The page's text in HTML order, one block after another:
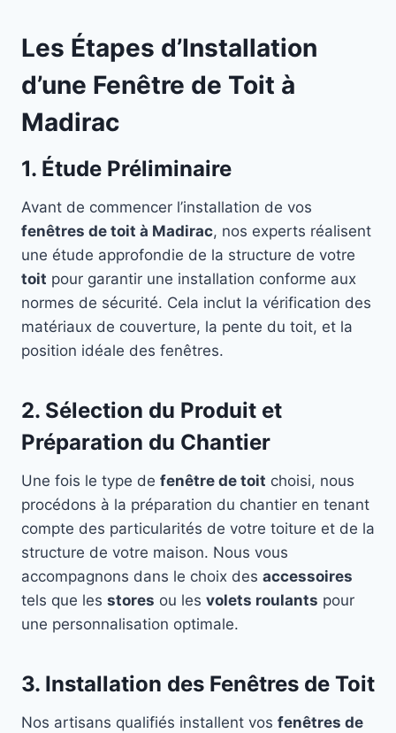
Les Étapes d’Installation
d’une Fenêtre de Toit à
Madirac
1. Étude Préliminaire
Avant de commencer l’installation de vos
fenêtres de toit à Madirac, nos experts réalisent
une étude approfondie de la structure de votre
toit pour garantir une installation conforme aux
normes de sécurité. Cela inclut la vérification des
matériaux de couverture, la pente du toit, et la
position idéale des fenêtres.
2. Sélection du Produit et
Préparation du Chantier
Une fois le type de fenêtre de toit choisi, nous
procédons à la préparation du chantier en tenant
compte des particularités de votre toiture et de la
structure de votre maison. Nous vous
accompagnons dans le choix des accessoires
tels que les stores ou les volets roulants pour
une personnalisation optimale.
3. Installation des Fenêtres de Toit
Nos artisans qualifiés installent vos fenêtres de